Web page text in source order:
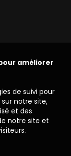
améliorer
de suivi pour
notre site,
et des
notre site et